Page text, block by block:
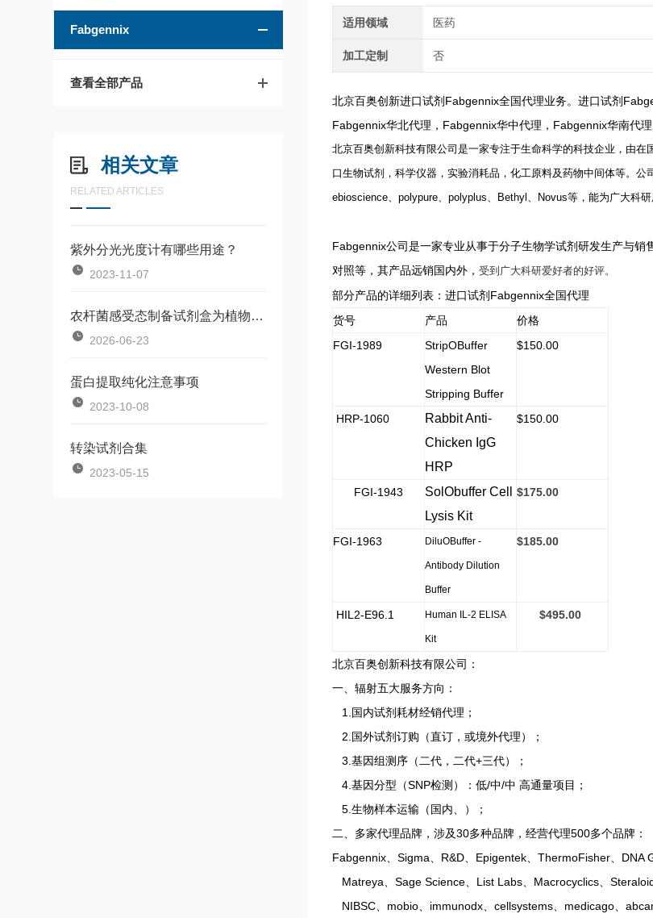
Fabgennix
查看全部产品
相关文章
RELATED ARTICLES
紫外分光光度计有哪些用途？
2023-11-07
农杆菌感受态制备试剂盒为植物基因工程研究提供了一种标准化工具
2026-06-23
蛋白提取纯化注意事项
2023-10-08
转染试剂合集
2023-05-15
适用领域 医药
加工定制 否
北京百奥创新进口试剂Fabgennix全国代理业务。进口试剂
Fabgennix华北代理，Fabgennix华中代理，Fabgennix华南代理
北京百奥创新科技有限公司是一家专注于生命科学的科技企业，由
口生物试剂，科学仪器，实验消耗品，化工原料及药物中间体等。公
ebioscience、 polypure、 polyplus、 Bethyl 、 Novus等，能为广大科
Fabgennix公司是一家专业从事于分子生物学试剂研发生产与
对照等，其产品远销国内外， 受到广大科研爱好者的好评。
部分产品的详细列表：进口试剂Fabgennix全国代理
货号
产品
价格
FGI-1989
StripOBuffer
Western Blot
Stripping Buffer
$150.00
HRP-1060
Rabbit Anti-
Chicken IgG
HRP
$150.00
FGI-1943
SolObuffer Cell
Lysis Kit
$175.00
FGI-1963 DiluOBuffer -
Antibody Dilution
Buffer
$185.00
HIL2-E96.1 Human IL-2 ELISA
Kit
$495.00
北京百奥创新科技有限公司：
一、辐射五大服务方向：
1.国内试剂耗材经销代理；
2.国外试剂订购（直订，或境外代理）；
3.基因组测序（二代，二代+三代）；
4.基因分型（SNP检测）：低/中/中 高通量项目；
5.生物样本运输（国内、）；
二、多家代理品牌，涉及30多种品牌，经营代理500多个品牌：
Fabgennix、Sigma、R&D、Epigentek、ThermoFisher、DNA
Matreya、Sage Science、List Labs、Macrocyclics、
NIBSC、mobio、immunodx、cellsystems、medicago、